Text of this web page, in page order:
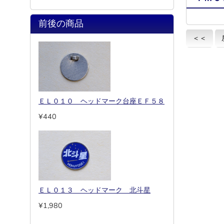
＜＜
前後の商品
ＥＬ０１０ ヘッドマーク台座ＥＦ５８
¥440
ＥＬ０１３ ヘッドマーク 北斗星
¥1,980